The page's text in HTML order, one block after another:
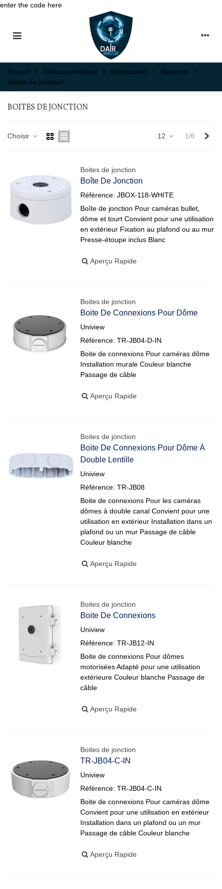
enter the code here
Accueil > Vidéosurveillance > Accessoires > Supports
>
Boites de jonction
BOITES DE JONCTION
Choisir 12 1/6
Boites de jonction
Boîte De Jonction
Référence: JBOX-118-WHITE
Boîte de jonction Pour caméras bullet,
dôme et tourt Convient pour une utilisation
en extérieur Fixation au plafond ou au mur
Presse-étoupe inclus Blanc
Aperçu Rapide
Boites de jonction
Boite De Connexions Pour Dôme
Uniview
Référence: TR-JB04-D-IN
Boite de connexions Pour caméras dôme
Installation murale Couleur blanche
Passage de câble
Aperçu Rapide
Boites de jonction
Boite De Connexions Pour Dôme À
Double Lentille
Uniview
Référence: TR-JB08
Boite de connexions Pour les caméras
dômes à double canal Convient pour une
utilisation en extérieur Installation dans un
plafond ou un mur Passage de câble
Couleur blanche
Aperçu Rapide
Boites de jonction
Boite De Connexions
Uniview
Référence: TR-JB12-IN
Boite de connexions Pour dômes
motorisées Adapté pour une utilisation
extérieure Couleur blanche Passage de
câble
Aperçu Rapide
Boites de jonction
TR-JB04-C-IN
Uniview
Référence: TR-JB04-C-IN
Boite de connexions Pour caméras dôme
Convient pour une utilisation en extérieur
Installation dans un plafond ou un mur
Passage de câble Couleur blanche
Aperçu Rapide